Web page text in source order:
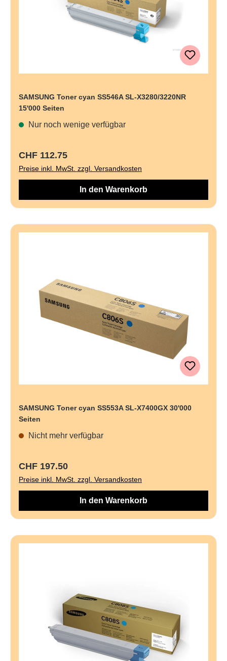
SAMSUNG Toner cyan SS546A SL-X3280/3220NR
15'000 Seiten
Nur noch wenige verfügbar
Regulärer Preis:
CHF 112.75
Preise inkl. MwSt. zzgl. Versandkosten
In den Warenkorb
SAMSUNG Toner cyan SS553A SL-X7400GX 30'000
Seiten
Nicht mehr verfügbar
Regulärer Preis:
CHF 197.50
Preise inkl. MwSt. zzgl. Versandkosten
In den Warenkorb